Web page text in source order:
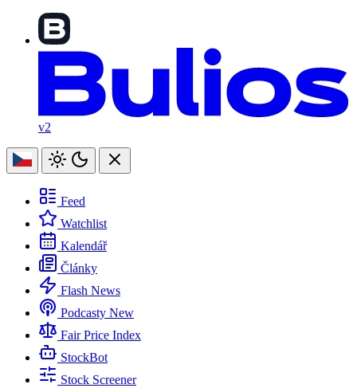
v2
Feed
Watchlist
Kalendář
Články
Flash News
Podcasty New
Fair Price Index
StockBot
Stock Screener